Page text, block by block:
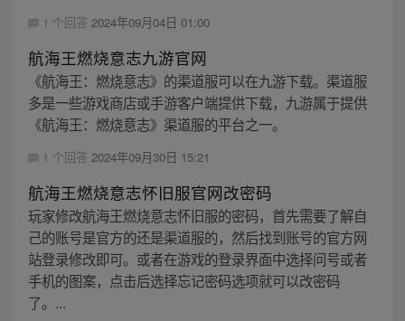
1 个回答 2024年09月04日 01:00
航海王燃烧意志九游官网
《航海王：燃烧意志》的渠道服可以在九游下载。渠道服
多是一些游戏商店或手游客户端提供下载，九游属于提供
《航海王：燃烧意志》渠道服的平台之一。
1 个回答 2024年09月30日 15:21
航海王燃烧意志怀旧服官网改密码
玩家修改航海王燃烧意志怀旧服的密码，首先需要了解自
己的账号是官方的还是渠道服的，然后找到账号的官方网
站登录修改即可。或者在游戏的登录界面中选择问号或者
手机的图案，点击后选择忘记密码选项就可以改密码
了。...